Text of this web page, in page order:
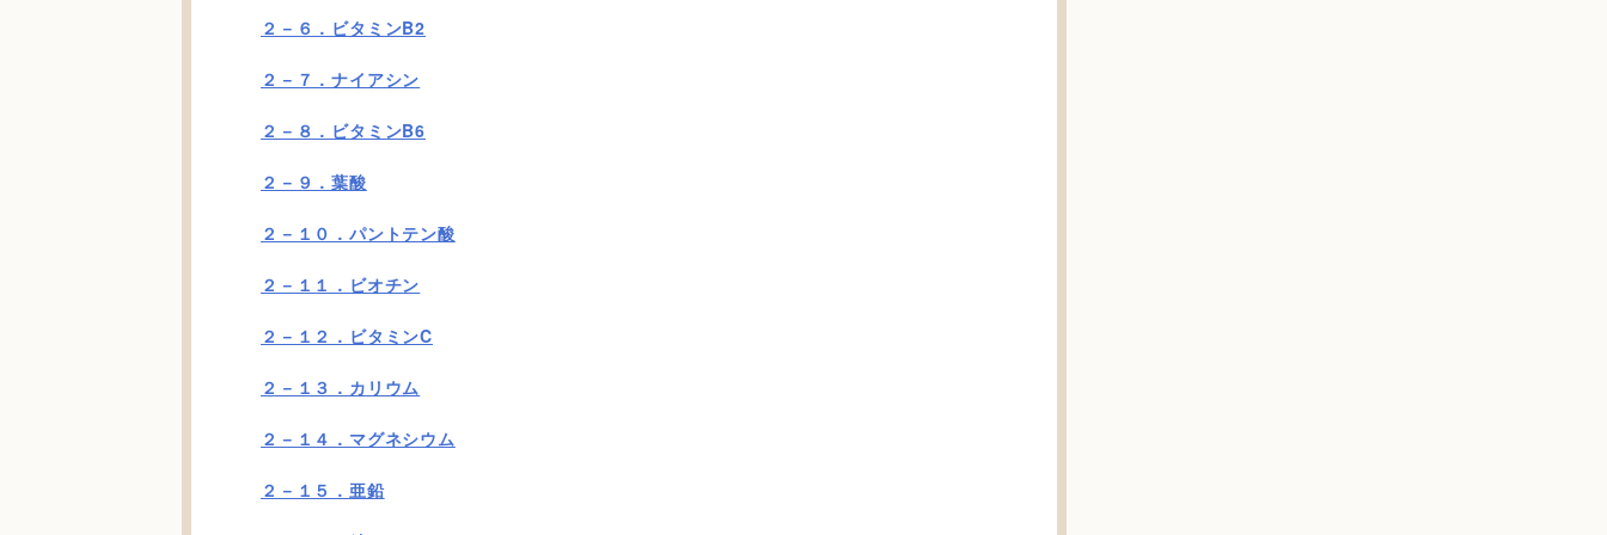
２－６．ビタミンB2
２－７．ナイアシン
２－８．ビタミンB6
２－９．葉酸
２－１０．パントテン酸
２－１１．ビオチン
２－１２．ビタミンC
２－１３．カリウム
２－１４．マグネシウム
２－１５．亜鉛